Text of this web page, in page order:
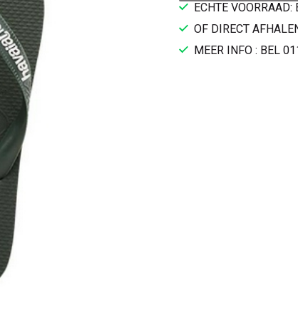
ECHTE VOORRAAD:
OF DIRECT
MEER INFO : BEL